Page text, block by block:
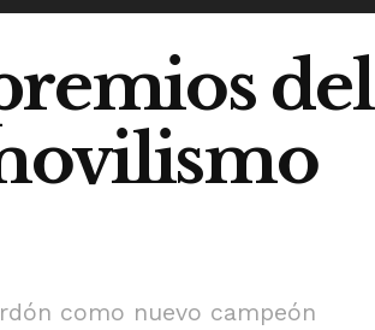
del
como nuevo campeón